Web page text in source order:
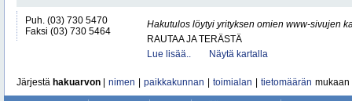
Puh. (03) 730 5470
Faksi (03) 730 5464
Hakutulos löytyi yrityksen omien www-sivujen
RAUTAA JA TERÄSTÄ
Lue lisää..
Näytä kartalla
Järjestä hakuarvon nimen paikkakunnan toimialan tietomäärän mukaan